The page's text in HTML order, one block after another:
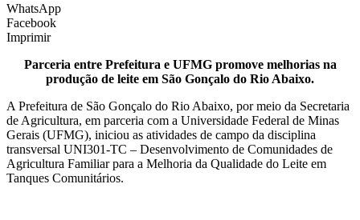
WhatsApp
Facebook
Imprimir
Parceria entre Prefeitura e UFMG promove melhorias na
produção de leite em São Gonçalo do Rio Abaixo.
A Prefeitura de São Gonçalo do Rio Abaixo, por meio da Secretaria
de Agricultura, em parceria com a Universidade Federal de Minas
Gerais (UFMG), iniciou as atividades de campo da disciplina
transversal UNI301-TC – Desenvolvimento de Comunidades de
Agricultura Familiar para a Melhoria da Qualidade do Leite em
Tanques Comunitários.